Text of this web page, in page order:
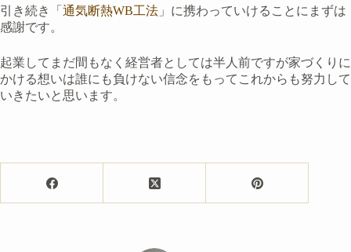
引き続き「 通気断熱WB工法 」に携わっていけることにまずは
感謝です。
起業してまだ間もなく経営者としては半人前ですが家づくりに
かける想いは誰にも負けない信念をもってこれからも努力して
いきたいと思います。